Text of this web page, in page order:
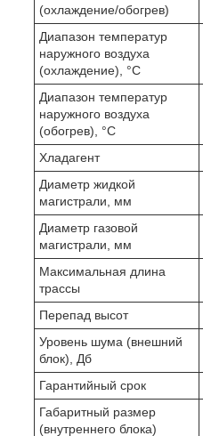
(охлаждение/обогрев)
Диапазон температур
наружного воздуха
(охлаждение), °C
Диапазон температур
наружного воздуха
(обогрев), °C
Хладагент
Диаметр жидкой
магистрали, мм
Диаметр газовой
магистрали, мм
Максимальная длина
трассы
Перепад высот
Уровень шума (внешний
блок), Дб
Гарантийный срок
Габаритный размер
(внутреннего блока)